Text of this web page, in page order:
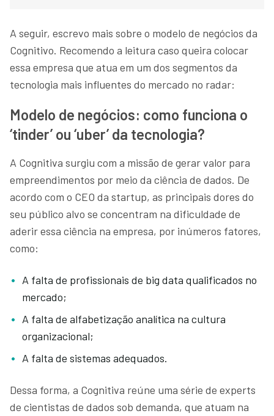
A seguir, escrevo mais sobre o modelo de negócios da
Cognitivo. Recomendo a leitura caso queira colocar
essa empresa que atua em um dos segmentos da
tecnologia mais influentes do mercado no radar:
Modelo de negócios: como funciona o
‘tinder’ ou ‘uber’ da tecnologia?
A Cognitiva surgiu com a missão de gerar valor para
empreendimentos por meio da ciência de dados. De
acordo com o CEO da startup, as principais dores do
seu público alvo se concentram na dificuldade de
aderir essa ciência na empresa, por inúmeros fatores,
como:
A falta de profissionais de big data qualificados no
mercado;
A falta de alfabetização analítica na cultura
organizacional;
A falta de sistemas adequados.
Dessa forma, a Cognitiva reúne uma série de experts
de cientistas de dados sob demanda, que atuam na